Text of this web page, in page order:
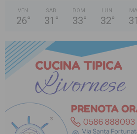
VEN
26°
SAB
31 °
DOM
33°
LUN
32° 31